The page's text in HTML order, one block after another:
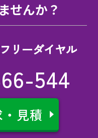
せんか？
リーダイヤル
544
見積